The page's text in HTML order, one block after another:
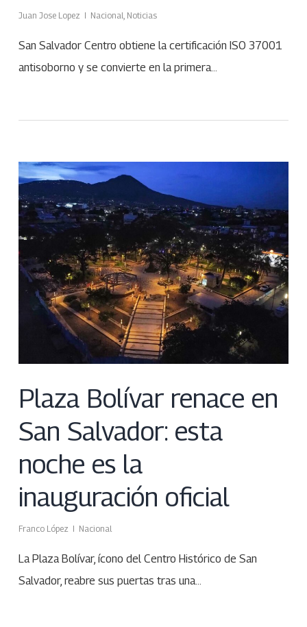
Juan Jose Lopez Nacional Noticias
San Salvador Centro obtiene la certificación ISO 37001
antisoborno y se convierte en la primera…
Plaza Bolívar renace en
San Salvador: esta
noche es la
inauguración oficial
Franco López Nacional
La Plaza Bolívar, ícono del Centro Histórico de San
Salvador, reabre sus puertas tras una…